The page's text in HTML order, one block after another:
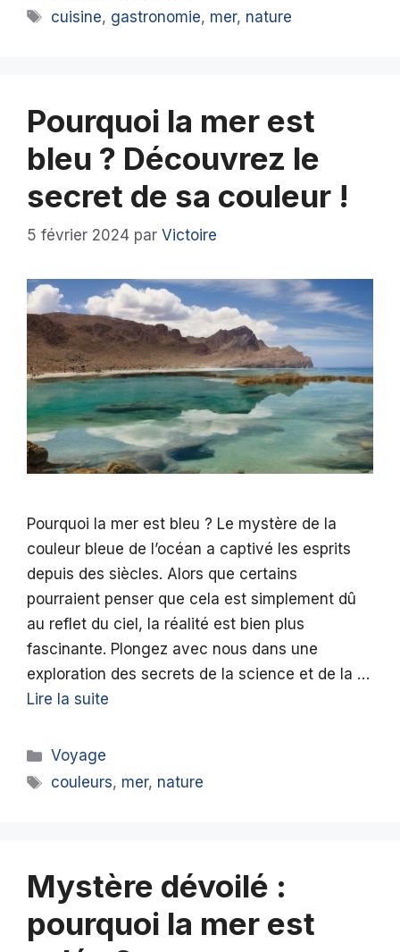
Étiquettes
cuisine, gastronomie, mer, nature
Pourquoi la mer est
bleu ? Découvrez le
secret de sa couleur !
5 février 2024 par Victoire
Pourquoi la mer est bleu ? Le mystère de la
couleur bleue de l’océan a captivé les esprits
depuis des siècles. Alors que certains
pourraient penser que cela est simplement dû
au reflet du ciel, la réalité est bien plus
fascinante. Plongez avec nous dans une
exploration des secrets de la science et de la …
Lire la suite
Catégories
Voyage
Étiquettes
couleurs, mer, nature
Mystère dévoilé :
pourquoi la mer est